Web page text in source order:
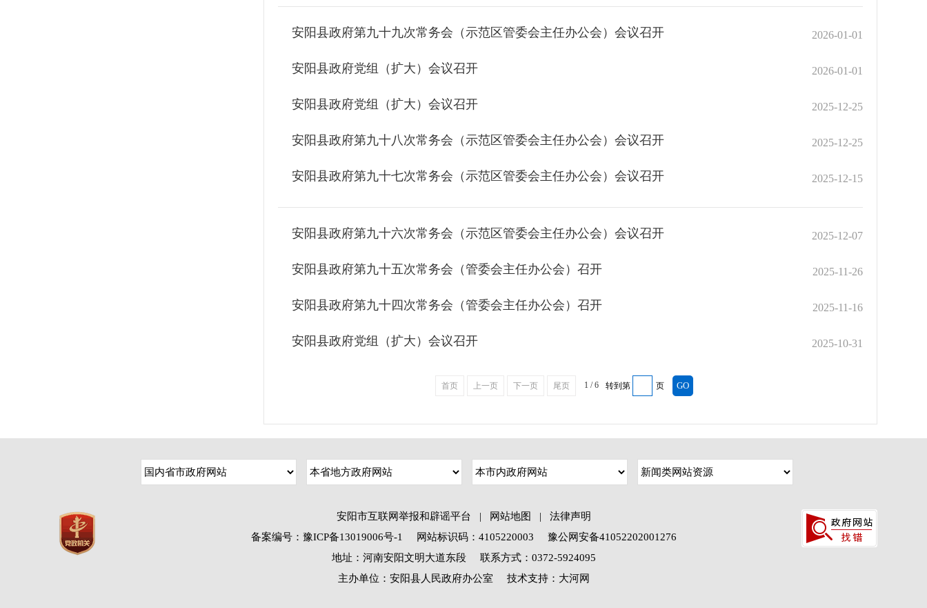
2026-01-01
安阳县政府第九十九次常务会（示范区管委会主任办公会）会议召开
2026-01-01
安阳县政府党组（扩大）会议召开
2025-12-25
安阳县政府党组（扩大）会议召开
2025-12-25
安阳县政府第九十八次常务会（示范区管委会主任办公会）会议召开
2025-12-15
安阳县政府第九十七次常务会（示范区管委会主任办公会）会议召开
2025-12-07
安阳县政府第九十六次常务会（示范区管委会主任办公会）会议召开
2025-11-26
安阳县政府第九十五次常务会（管委会主任办公会）召开
2025-11-16
安阳县政府第九十四次常务会（管委会主任办公会）召开
2025-10-31
安阳县政府党组（扩大）会议召开
首页 上一页 下一页 尾页 1 / 6 转到第 页
安阳市互联网举报和辟谣平台 | 网站地图 | 法律声明
备案编号：豫ICP备13019006号-1
网站标识码：4105220003 豫公网安备41052202001276
地址：河南安阳文明大道东段 联系方式：0372-5924095
主办单位：安阳县人民政府办公室 技术支持：大河网